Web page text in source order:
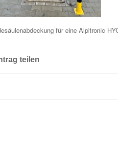
für eine Alpitronic
teilen